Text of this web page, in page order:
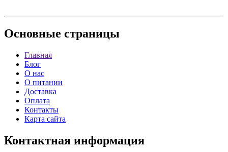
Основные страницы
Главная
Блог
О нас
О питании
Доставка
Оплата
Контакты
Карта сайта
Контактная информация